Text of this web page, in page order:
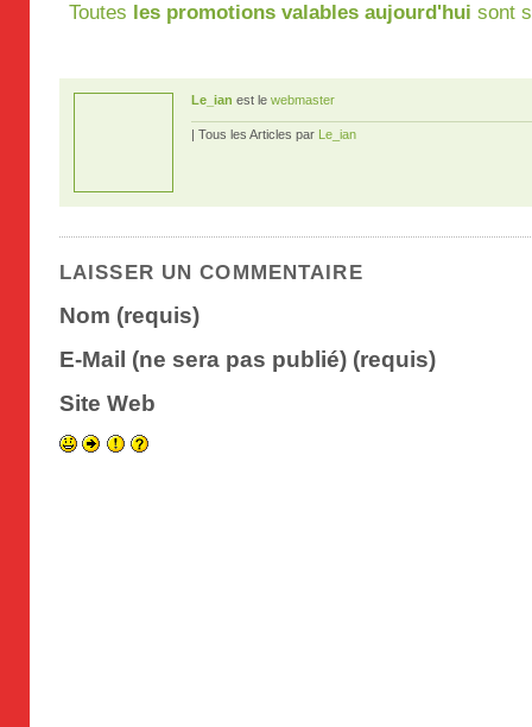
Toutes les promotions valables aujourd'hui sont
Le_ian est le webmaster
| Tous les Articles par Le_ian
LAISSER UN COMMENTAIRE
Nom (requis)
E-Mail (ne sera pas publié) (requis)
Site Web